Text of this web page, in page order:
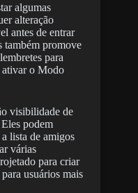
algumas
alteração
antes de entrar
também promove
para
ativar o Modo
visibilidade de
podem
lista de amigos
várias
para criar
usuários mais